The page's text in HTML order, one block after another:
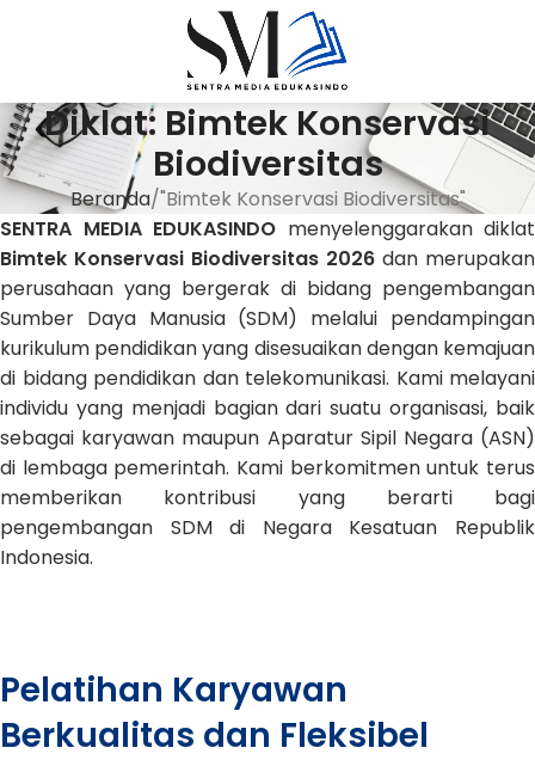
Diklat: Bimtek Konservasi
Biodiversitas
Beranda "Bimtek Konservasi Biodiversitas"
SENTRA MEDIA EDUKASINDO menyelenggarakan diklat
Bimtek Konservasi Biodiversitas 2026 dan merupakan
perusahaan yang bergerak di bidang pengembangan
Sumber Daya Manusia (SDM) melalui pendampingan
kurikulum pendidikan yang disesuaikan dengan kemajuan
di bidang pendidikan dan telekomunikasi. Kami melayani
individu yang menjadi bagian dari suatu organisasi, baik
sebagai karyawan maupun Aparatur Sipil Negara (ASN)
di lembaga pemerintah. Kami berkomitmen untuk terus
memberikan kontribusi yang berarti bagi
pengembangan SDM di Negara Kesatuan Republik
Indonesia.
Pelatihan Karyawan
Berkualitas dan Fleksibel